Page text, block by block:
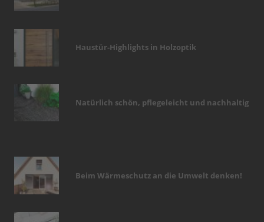
Haustür-Highlights in Holzoptik
Natürlich schön, pflegeleicht und nachhaltig
Beim Wärmeschutz an die Umwelt denken!